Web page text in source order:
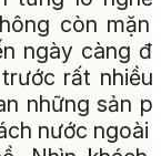
còn mặn
ngày càng
rất
những sản
nước ngoài